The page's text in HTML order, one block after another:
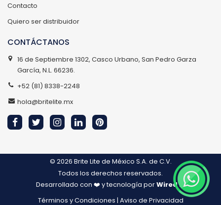
Contacto
Quiero ser distribuidor
CONTÁCTANOS
16 de Septiembre 1302, Casco Urbano, San Pedro Garza
García, N.L. 66236.
+52 (81) 8338-2248
hola@britelite.mx
© 2026 Brite Lite de México S.A. de C.V.
Todos los derechos reservados.
Desarrollado con ❤️ y tecnología porWired IT
Términos y Condiciones | Aviso de Privacidad